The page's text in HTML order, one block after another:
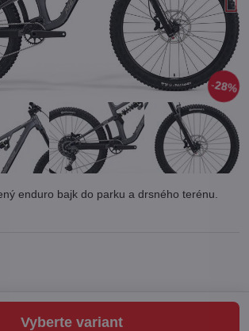
28%
enduro bajk do parku a drsného terénu.
Vyberte variant